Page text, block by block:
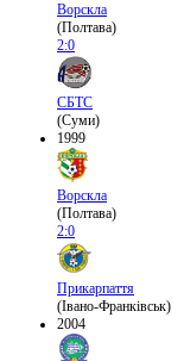
Ворскла
(Полтава)
2:0
СБТС
(Суми)
1999
Ворскла
(Полтава)
2:0
Прикарпаття
(Івано-Франківськ)
2004